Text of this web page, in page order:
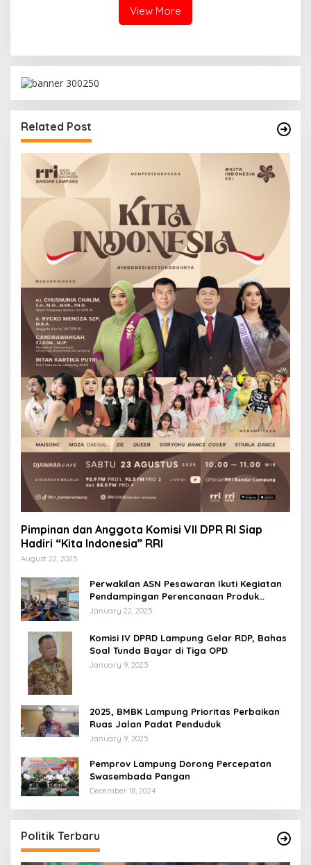
View More
Related Post
Pimpinan dan Anggota Komisi VII DPR RI Siap
Hadiri “Kita Indonesia” RRI
August 22, 2025
Perwakilan ASN Pesawaran Ikuti Kegiatan
Pendampingan Perencanaan Produk
Hukum
January 22, 2025
Komisi IV DPRD Lampung Gelar RDP, Bahas
Soal Tunda Bayar di Tiga OPD
January 9, 2025
2025, BMBK Lampung Prioritas Perbaikan
Ruas Jalan Padat Penduduk
January 9, 2025
Pemprov Lampung Dorong Percepatan
Swasembada Pangan
December 18, 2024
Politik Terbaru